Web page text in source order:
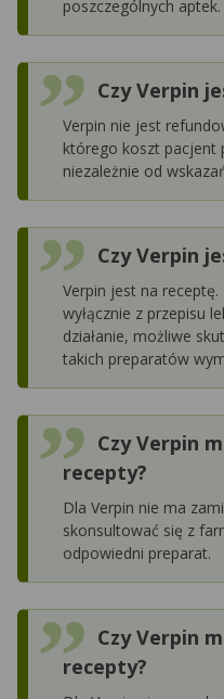
poszczególnych aptek.
Czy Verpin
Verpin nie jest
którego koszt pacjent
niezależnie od
Czy Verpin
Verpin jest na
wyłącznie z przepisu
działanie, możliwe
takich preparatów
Czy Verpin
recepty?
Dla Verpin nie ma
skonsultować się z
odpowiedni preparat.
Czy Verpin
recepty?